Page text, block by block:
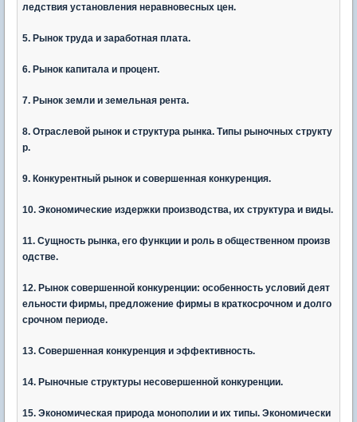
ледствия установления неравновесных цен.
5. Рынок труда и заработная плата.
6. Рынок капитала и процент.
7. Рынок земли и земельная рента.
8. Отраслевой рынок и структура рынка. Типы рыночных структу
р.
9. Конкурентный рынок и совершенная конкуренция.
10. Экономические издержки производства, их структура и виды.
11. Сущность рынка, его функции и роль в общественном произв
одстве.
12. Рынок совершенной конкуренции: особенность условий деят
ельности фирмы, предложение фирмы в краткосрочном и долго
срочном периоде.
13. Совершенная конкуренция и эффективность.
14. Рыночные структуры несовершенной конкуренции.
15. Экономическая природа монополии и их типы. Экономически